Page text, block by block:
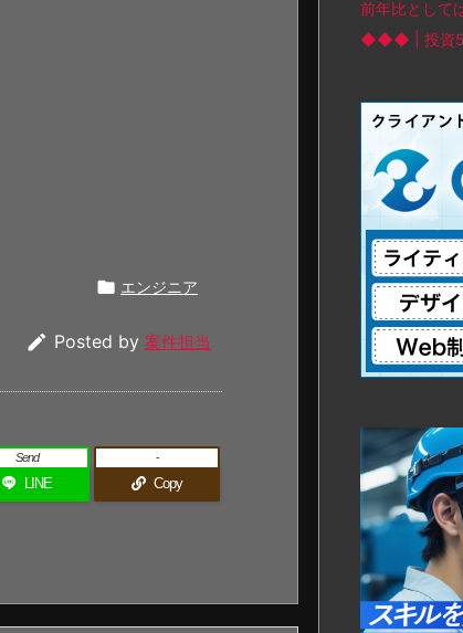
 エンジニア
 Posted by 案件担当
LINE
Send
Copy
-
前年比として
◆◆◆ | 投資5